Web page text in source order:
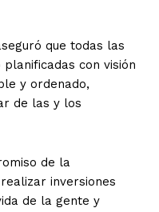
que todas las
con visión
y ordenado,
de las y los
de la
inversiones
de la gente y